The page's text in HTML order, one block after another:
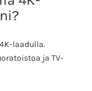
laadulla.
ja TV-